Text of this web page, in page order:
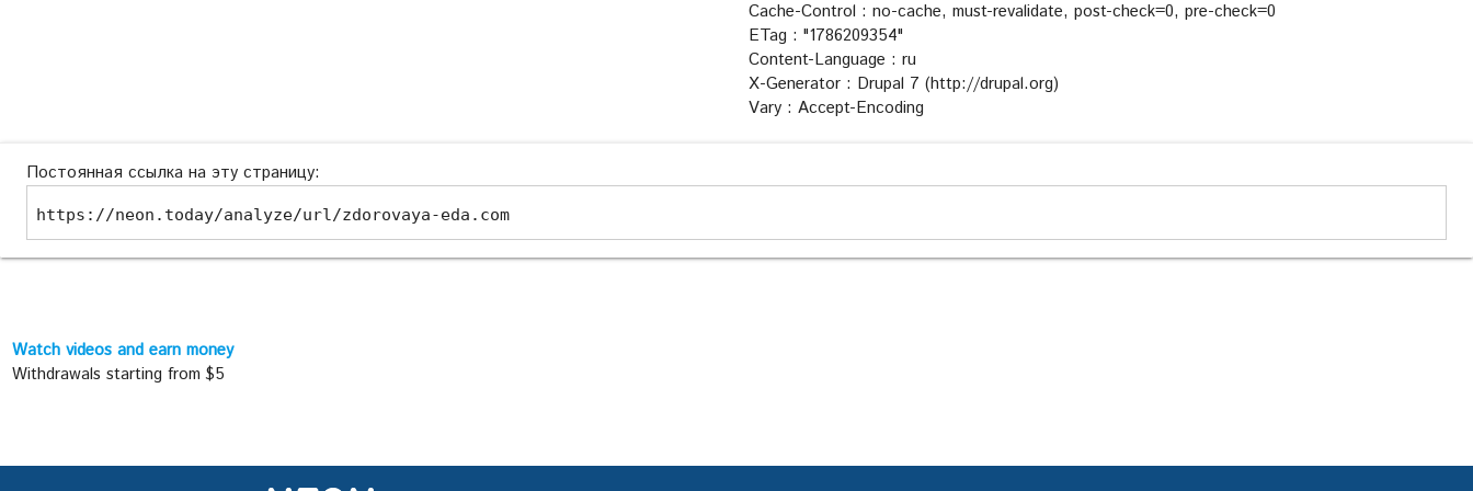
Cache-Control : no-cache, must-revalidate, post-check=0, pre-check=0
ETag : "1786209354"
Content-Language : ru
X-Generator : Drupal 7 (http://drupal.org)
Vary : Accept-Encoding
Постоянная ссылка на эту страницу:
https://neon.today/analyze/url/zdorovaya-eda.com
Watch videos and earn money
Withdrawals starting from $5